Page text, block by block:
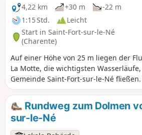
ist durch einen Vorbau oder ein Tor
gekennzeichnet: Es gibt nicht weniger
fünfzig davon! Sie sind einzigartig
wesentlicher Bestandteil unseres
Kulturerbes. Im Dorf Roissac
sie die Hauptstraße.
4,22 km
+30 m
-22 m
1:15 Std.
Leicht
Start in Saint-Fort-sur-le-Né
(Charente)
Auf einer Höhe von 25 m liegen der
La Motte, die wichtigsten
Gemeinde Saint-Fort-sur-le-Né
Stellen aus hat man einen herrlichen
Dolmen, die Weinberge, die
Champagne und die umliegenden
bietet die Möglichkeit,
Rundweg zum Dolmen
sur-le-Né